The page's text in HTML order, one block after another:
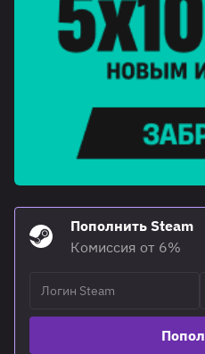
Пополнить Steam
Комиссия от 6%